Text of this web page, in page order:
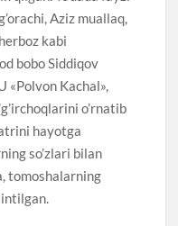
Aziz muallaq,
kabi
bobo Siddiqov
«Polvon Kachal»,
o’rnatib
hayotga
so’zlari bilan
tomoshalarning
intilgan.